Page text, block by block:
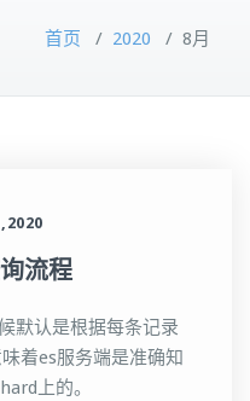
首页 / 2020 / 8月
流程
默认是根据每条记录
着es服务端是准确知
上的。